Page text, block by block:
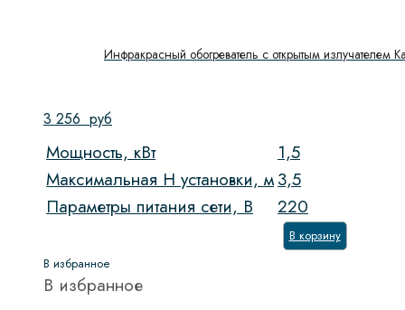
Инфракрасный обогреватель с открытым излучателем
3 256 руб
Мощность, кВт
1,5
Максимальная H установки, м3,5
Параметры питания сети, В
220
В корзину
В избранное
В избранное